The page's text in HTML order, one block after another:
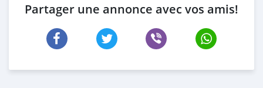
Partager une annonce avec vos amis!